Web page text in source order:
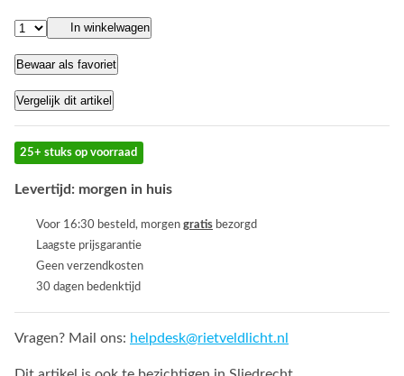
In winkelwagen
Bewaar als favoriet
Vergelijk dit artikel
25+ stuks op voorraad
Levertijd: morgen in huis
Voor 16:30 besteld, morgen gratis bezorgd
Laagste prijsgarantie
Geen verzendkosten
30 dagen bedenktijd
Vragen? Mail ons: helpdesk@rietveldlicht.nl